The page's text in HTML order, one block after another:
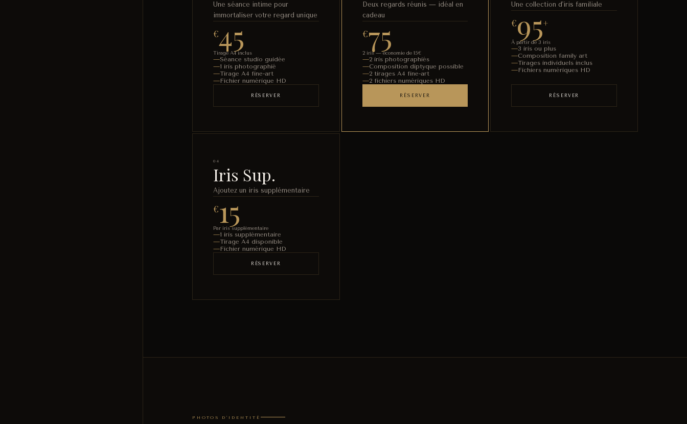
Une séance intime pour
immortaliser votre regard unique
€45
Tirage A4 inclus
Séance studio guidée
1 iris photographié
Tirage A4 fine-art
Fichier numérique HD
RÉSERVER
Deux regards réunis — idéal en
cadeau
€75
2 iris — économie de 15€
2 iris photographiés
Composition diptyque possible
2 tirages A4 fine-art
2 fichiers numériques HD
RÉSERVER
Une collection d'iris familiale
€95+
À partir de 3 iris
3 iris ou plus
Composition family art
Tirages individuels inclus
Fichiers numériques HD
RÉSERVER
04
Iris Sup.
Ajoutez un iris supplémentaire
€15
Par iris supplémentaire
1 iris supplémentaire
Tirage A4 disponible
Fichier numérique HD
RÉSERVER
PHOTOS D'IDENTITÉ